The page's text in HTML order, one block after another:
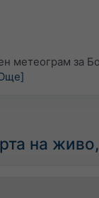
метеограм за
на